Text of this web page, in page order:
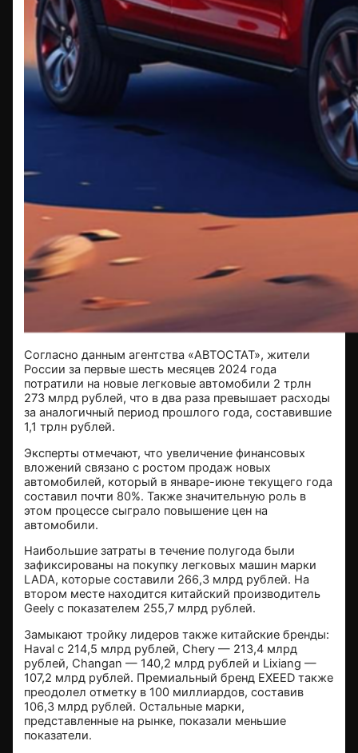
Согласно данным агентства «АВТОСТАТ», жители
России за первые шесть месяцев 2024 года
потратили на новые легковые автомобили 2 трлн
273 млрд рублей, что в два раза превышает расходы
за аналогичный период прошлого года, составившие
1,1 трлн рублей.
Эксперты отмечают, что увеличение финансовых
вложений связано с ростом продаж новых
автомобилей, который в январе-июне текущего года
составил почти 80%. Также значительную роль в
этом процессе сыграло повышение цен на
автомобили.
Наибольшие затраты в течение полугода были
зафиксированы на покупку легковых машин марки
LADA, которые составили 266,3 млрд рублей. На
втором месте находится китайский производитель
Geely с показателем 255,7 млрд рублей.
Замыкают тройку лидеров также китайские бренды:
Haval с 214,5 млрд рублей, Chery — 213,4 млрд
рублей, Changan — 140,2 млрд рублей и Lixiang —
107,2 млрд рублей. Премиальный бренд EXEED также
преодолел отметку в 100 миллиардов, составив
106,3 млрд рублей. Остальные марки,
представленные на рынке, показали меньшие
показатели.